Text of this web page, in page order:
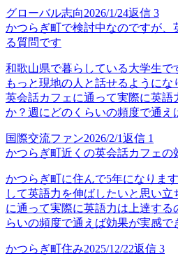
グローバル志向2026/1/24返信 3
かつらぎ町で検討中なのですが、
る質問です
和歌山県で暮らしている大学生で
もっと現地の人と話せるようにな
英会話カフェに通って実際に英語
か？週にどのくらいの頻度で通え
国際交流ファン2026/2/1返信 1
かつらぎ町近くの英会話カフェの
かつらぎ町に住んで5年になりま
して英語力を伸ばしたいと思い立
に通って実際に英語力は上達する
らいの頻度で通えば効果が実感で
かつらぎ町住み2025/12/22返信 3